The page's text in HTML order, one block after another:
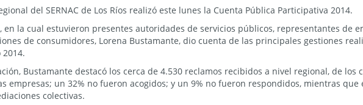
del SERNAC de Los Ríos realizó este lunes la Cuenta Pública Participativa 2014.
en la cual estuvieron presentes autoridades de servicios públicos, representantes de
de consumidores, Lorena Bustamante, dio cuenta de las principales gestiones
Bustamante destacó los cerca de 4.530 reclamos recibidos a nivel regional, de los
empresas; un 32% no fueron acogidos; y un 9% no fueron respondidos, mientras
colectivas.